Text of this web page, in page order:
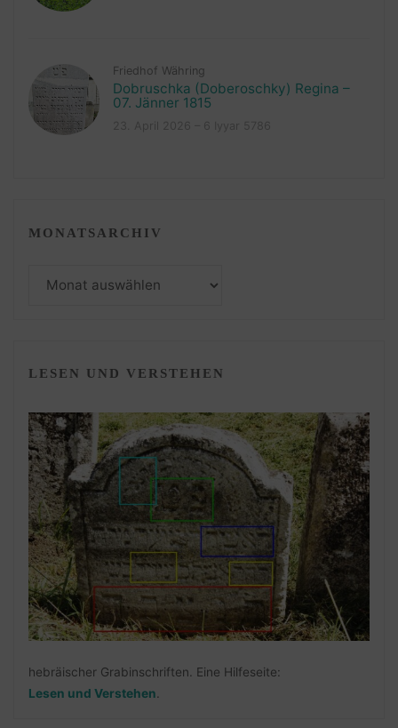
Friedhof Währing
Dobruschka (Doberoschky) Regina –
07. Jänner 1815
MONATSARCHIV
Monatsarchiv
LESEN UND VERSTEHEN
hebräischer Grabinschriften. Eine Hilfeseite:
Lesen und Verstehen.